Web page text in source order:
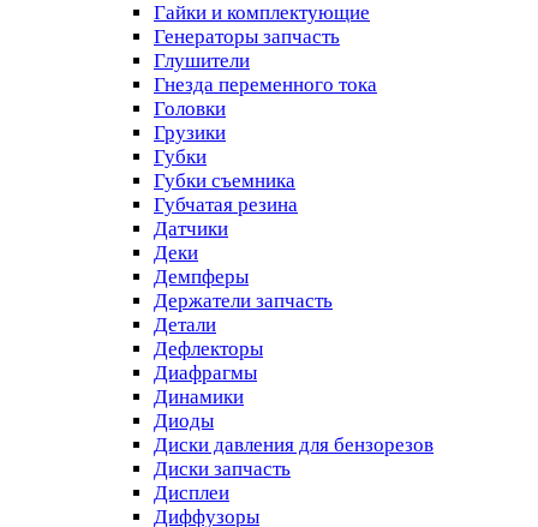
Гайки и комплектующие
Генераторы запчасть
Глушители
Гнезда переменного тока
Головки
Грузики
Губки
Губки съемника
Губчатая резина
Датчики
Деки
Демпферы
Держатели запчасть
Детали
Дефлекторы
Диафрагмы
Динамики
Диоды
Диски давления для бензорезов
Диски запчасть
Дисплеи
Диффузоры